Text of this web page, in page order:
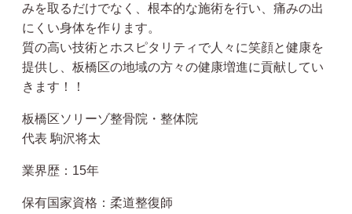
みを取るだけでなく、根本的な施術を行い、痛みの出
にくい身体を作ります。
質の高い技術とホスピタリティで人々に笑顔と健康を
提供し、板橋区の地域の方々の健康増進に貢献してい
きます！！
板橋区ソリーゾ整骨院・整体院
代表 駒沢将太
業界歴：15年
保有国家資格：柔道整復師